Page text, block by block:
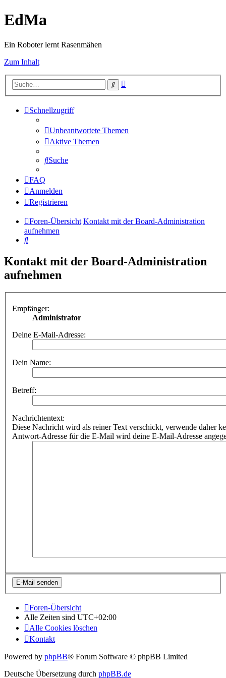
EdMa
Ein Roboter lernt Rasenmähen
Zum Inhalt
Suche
Schnellzugriff
Unbeantwortete Themen
Aktive Themen
Suche
FAQ
Anmelden
Registrieren
Foren-Übersicht Kontakt mit der Board-Administration
aufnehmen
Suche
Kontakt mit der Board-Administration
aufnehmen
Empfänger:
Administrator
Deine E-Mail-Adresse:
Dein Name:
Betreff:
Nachrichtentext:
Diese Nachricht wird als reiner Text verschickt, verwende daher
Antwort-Adresse für die E-Mail wird deine E-Mail-Adresse
Foren-Übersicht
Alle Zeiten sind UTC+02:00
Alle Cookies löschen
Kontakt
Powered by phpBB® Forum Software © phpBB Limited
Deutsche Übersetzung durch phpBB.de